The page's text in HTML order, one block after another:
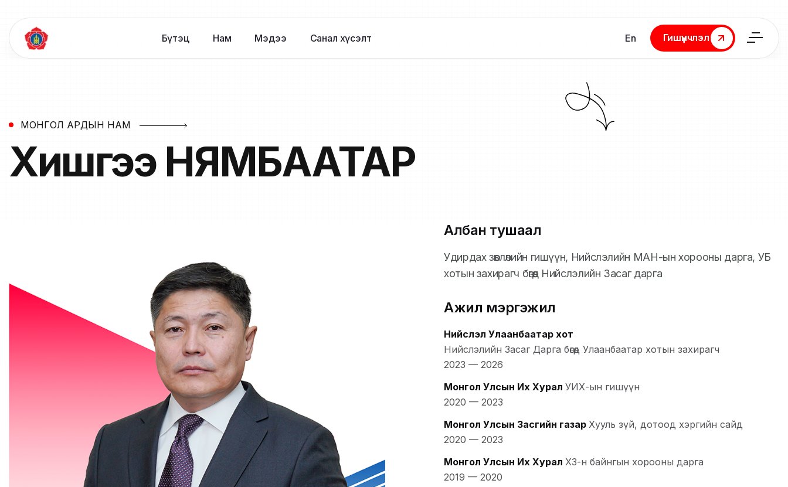
Бүтэц Нам Мэдээ Санал хүсэлт En
Гишүүнчлэл
Гишүүнчлэл
МОНГОЛ АРДЫН НАМ
Хишгээ НЯМБААТАР
Албан тушаал
Удирдах зөвлөлийн гишүүн, Нийслэлийн МАН-ын хорооны дарга, УБ
хотын захирагч бөгөөд Нийслэлийн Засаг дарга
Ажил мэргэжил
Нийслэл Улаанбаатар хот
Нийслэлийн Засаг Дарга бөгөөд Улаанбаатар хотын захирагч
2023 — 2026
Монгол Улсын Их Хурал УИХ-ын гишүүн
2020 — 2023
Монгол Улсын Засгийн газар Хууль зүй, дотоод хэргийн сайд
2020 — 2023
Монгол Улсын Их Хурал ХЗ-н байнгын хорооны дарга
2019 — 2020